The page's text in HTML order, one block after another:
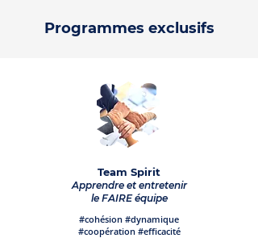
Programmes exclusifs
Team Spirit
Apprendre et entretenir
le FAIRE équipe
#cohésion #dynamique
#coopération #efficacité